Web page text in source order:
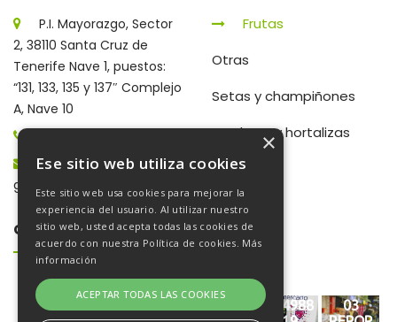
P.I. Mayorazgo, Sector
2, 38110 Santa Cruz de
Tenerife Nave 1, puestos:
“131, 133, 135 y 137″ Complejo
A, Nave 10
gerencia@frutaschampi.es
Frutas
Otras
Setas y champiñones
Verduras y hortalizas
Galería De Fotos
602958
604988
03
×
Ese sitio web utiliza cookies
Este sitio web usa cookies para mejorar la
experiencia del usuario. Al utilizar nuestro
sitio web, usted acepta todas las cookies de
acuerdo con nuestra Política de cookies. Más
información
ACEPTAR TODAS LAS COOKIES